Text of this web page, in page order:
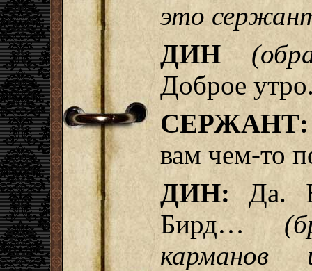
это
ДИН
Доброе
СЕРЖАНТ:
вам чем-то
ДИН:Да.
Бирд…
карманов